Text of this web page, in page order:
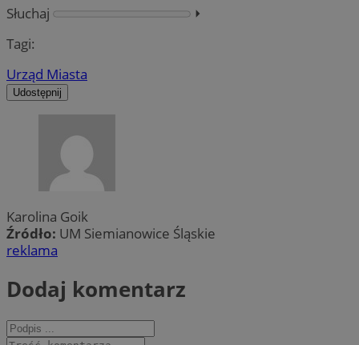
Słuchaj
⏵︎
Tagi:
Urząd Miasta
Udostępnij
Karolina Goik
Źródło: UM Siemianowice Śląskie
reklama
Dodaj komentarz